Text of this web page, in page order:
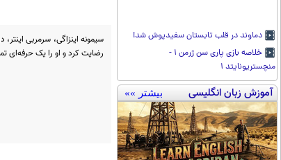
دماوند در قلب تابستان سفیدپوش شد!
خلاصه بازی پاری سن ژرمن ۱ -
منچستریونایتد ۱
آموزش زبان انگلیسی بیشتر »»
سیمونه اینزاگی، سرمربی
رضایت کرد و او را یک حرفه‌ای